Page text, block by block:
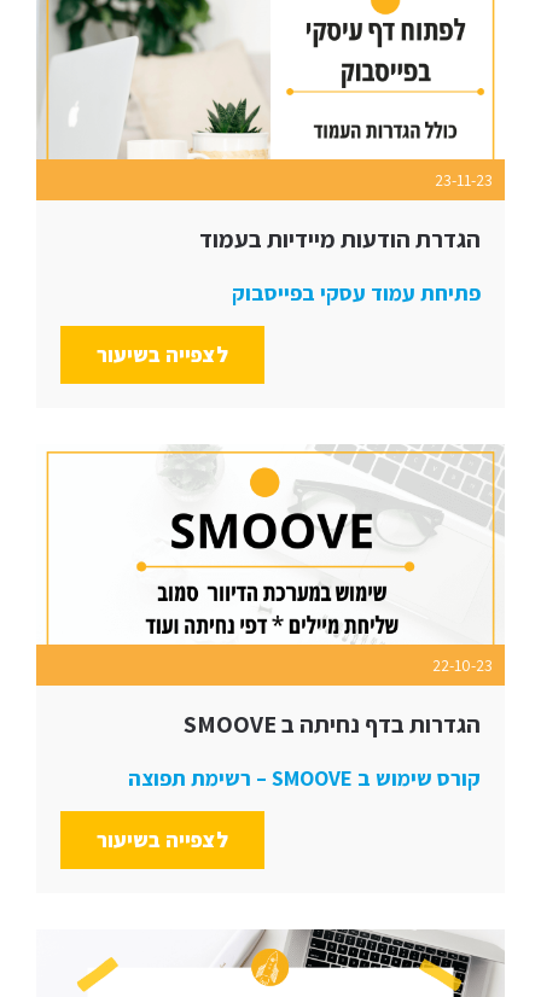
23-11-23
הגדרת הודעות מיידיות בעמוד
פתיחת עמוד עסקי בפייסבוק
לצפייה בשיעור
22-10-23
הגדרות בדף נחיתה ב SMOOVE
קורס שימוש ב SMOOVE – רשימת תפוצה
לצפייה בשיעור